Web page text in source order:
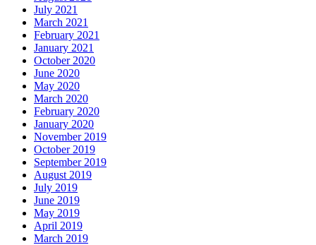
July 2021
March 2021
February 2021
January 2021
October 2020
June 2020
May 2020
March 2020
February 2020
January 2020
November 2019
October 2019
September 2019
August 2019
July 2019
June 2019
May 2019
April 2019
March 2019